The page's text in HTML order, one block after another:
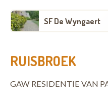
SF De Wyngaert
RUISBROEK
GAW RESIDENTIE VAN